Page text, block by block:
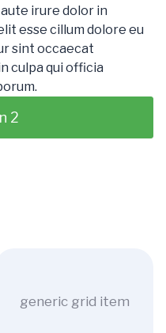
irure dolor in
esse cillum dolore eu
sint occaecat
culpa qui officia
2
generic grid item